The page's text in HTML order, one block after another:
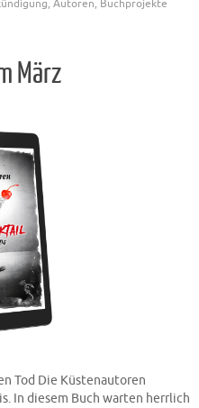
, Autoren, Buchprojekte
März
Tod Die Küstenautoren
In diesem Buch warten herrlich